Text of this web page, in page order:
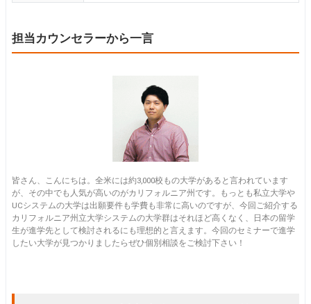
担当カウンセラーから一言
皆さん、こんにちは。全米には約3,000校もの大学があると言われています
が、その中でも人気が高いのがカリフォルニア州です。もっとも私立大学や
UCシステムの大学は出願要件も学費も非常に高いのですが、今回ご紹介する
カリフォルニア州立大学システムの大学群はそれほど高くなく、日本の留学
生が進学先として検討されるにも理想的と言えます。今回のセミナーで進学
したい大学が見つかりましたらぜひ個別相談をご検討下さい！